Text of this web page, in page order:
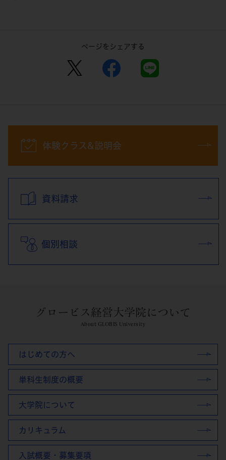
ページをシェアする
体験クラス&説明会
資料請求
個別相談
グロービス経営大学院について
About GLOBIS University
はじめての方へ
単科生制度の概要
大学院について
カリキュラム
入試概要・募集要項